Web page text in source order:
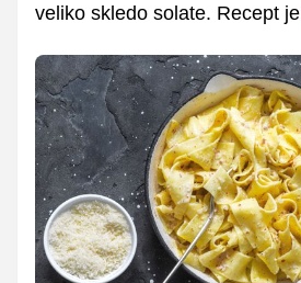
veliko skledo solate. Recept je